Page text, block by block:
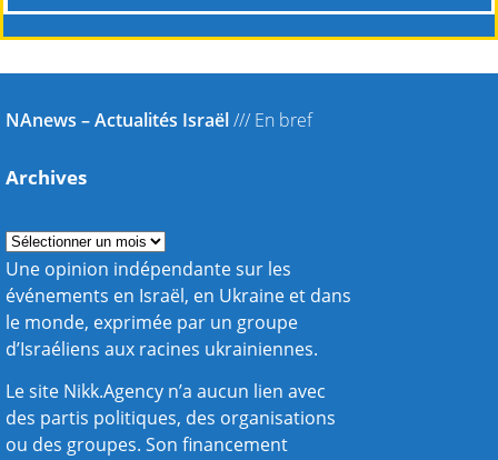
NAnews – Actualités Israël/// En bref
Archives
Une opinion indépendante sur les
événements en Israël, en Ukraine et dans
le monde, exprimée par un groupe
d’Israéliens aux racines ukrainiennes.
Le site Nikk.Agency n’a aucun lien avec
des partis politiques, des organisations
ou des groupes. Son financement